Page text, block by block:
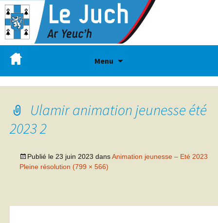
Menu
Ulamir animation jeunesse été
2023 2
Publié le 23 juin 2023 dansAnimation jeunesse – Eté 2023
Pleine résolution (799 × 566)